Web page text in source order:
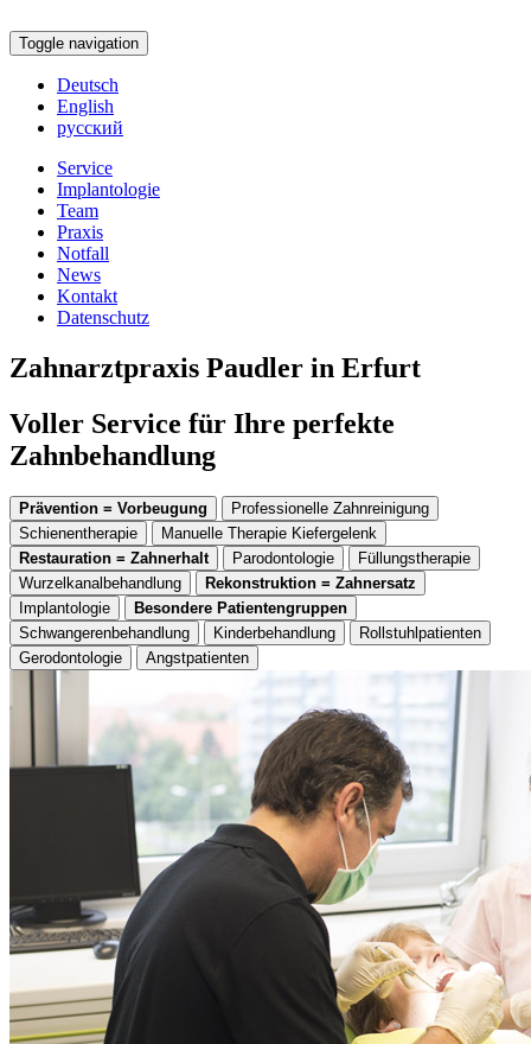
Toggle navigation
Deutsch
English
русский
Service
Implantologie
Team
Praxis
Notfall
News
Kontakt
Datenschutz
Zahnarztpraxis Paudler in Erfurt
Voller Service für Ihre perfekte
Zahnbehandlung
Prävention = Vorbeugung
Professionelle Zahnreinigung
Schienentherapie
Manuelle Therapie Kiefergelenk
Restauration = Zahnerhalt
Parodontologie
Füllungstherapie
Wurzelkanalbehandlung
Rekonstruktion = Zahnersatz
Implantologie
Besondere Patientengruppen
Schwangerenbehandlung
Kinderbehandlung
Rollstuhlpatienten
Gerodontologie
Angstpatienten